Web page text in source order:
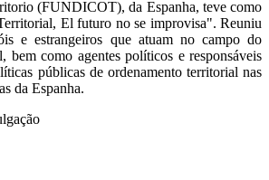
(FUNDICOT), da Espanha, teve como
El futuro no se improvisa". Reuniu
e estrangeiros que atuam no campo do
bem como agentes políticos e responsáveis
públicas de ordenamento territorial nas
da Espanha.